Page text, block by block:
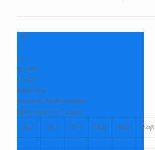
+37
°
C
H: +38°
L: +27°
Καρδίτσα
Κυριακή, 09 Αύγουστος
Πρόγνωση για 7 μέρες
Δευ
Τρι Τετ Πεμ Παρ Σαβ